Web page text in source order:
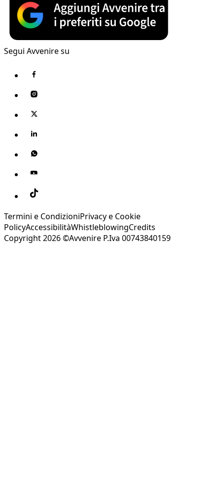
Segui Avvenire su
Termini e CondizioniPrivacy e Cookie
PolicyAccessibilitàWhistleblowingCredits
Copyright 2026 ©Avvenire P.Iva 00743840159